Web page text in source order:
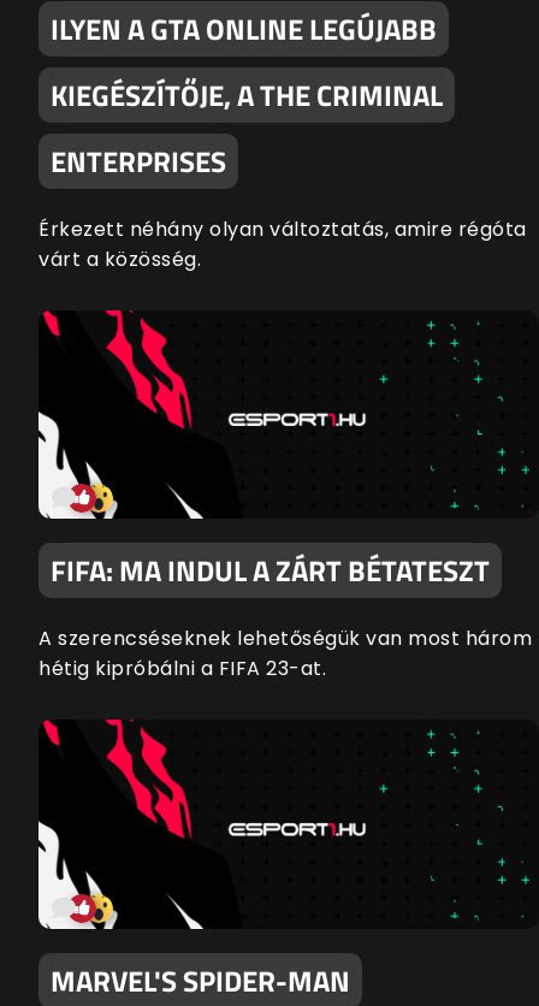
ILYEN A GTA ONLINE LEGÚJABB
KIEGÉSZÍTŐJE, A THE CRIMINAL
ENTERPRISES
Érkezett néhány olyan változtatás, amire régóta
várt a közösség.
FIFA: MA INDUL A ZÁRT BÉTATESZT
A szerencséseknek lehetőségük van most három
hétig kipróbálni a FIFA 23-at.
MARVEL'S SPIDER-MAN